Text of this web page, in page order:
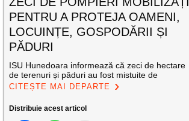
PENTRU A PROTEJA OAMENI,
LOCUINȚE, GOSPODĂRII ȘI
PĂDURI
ISU Hunedoara informează că zeci de hectare
de terenuri și păduri au fost mistuite de
CITEȘTE MAI DEPARTE
Distribuie acest articol